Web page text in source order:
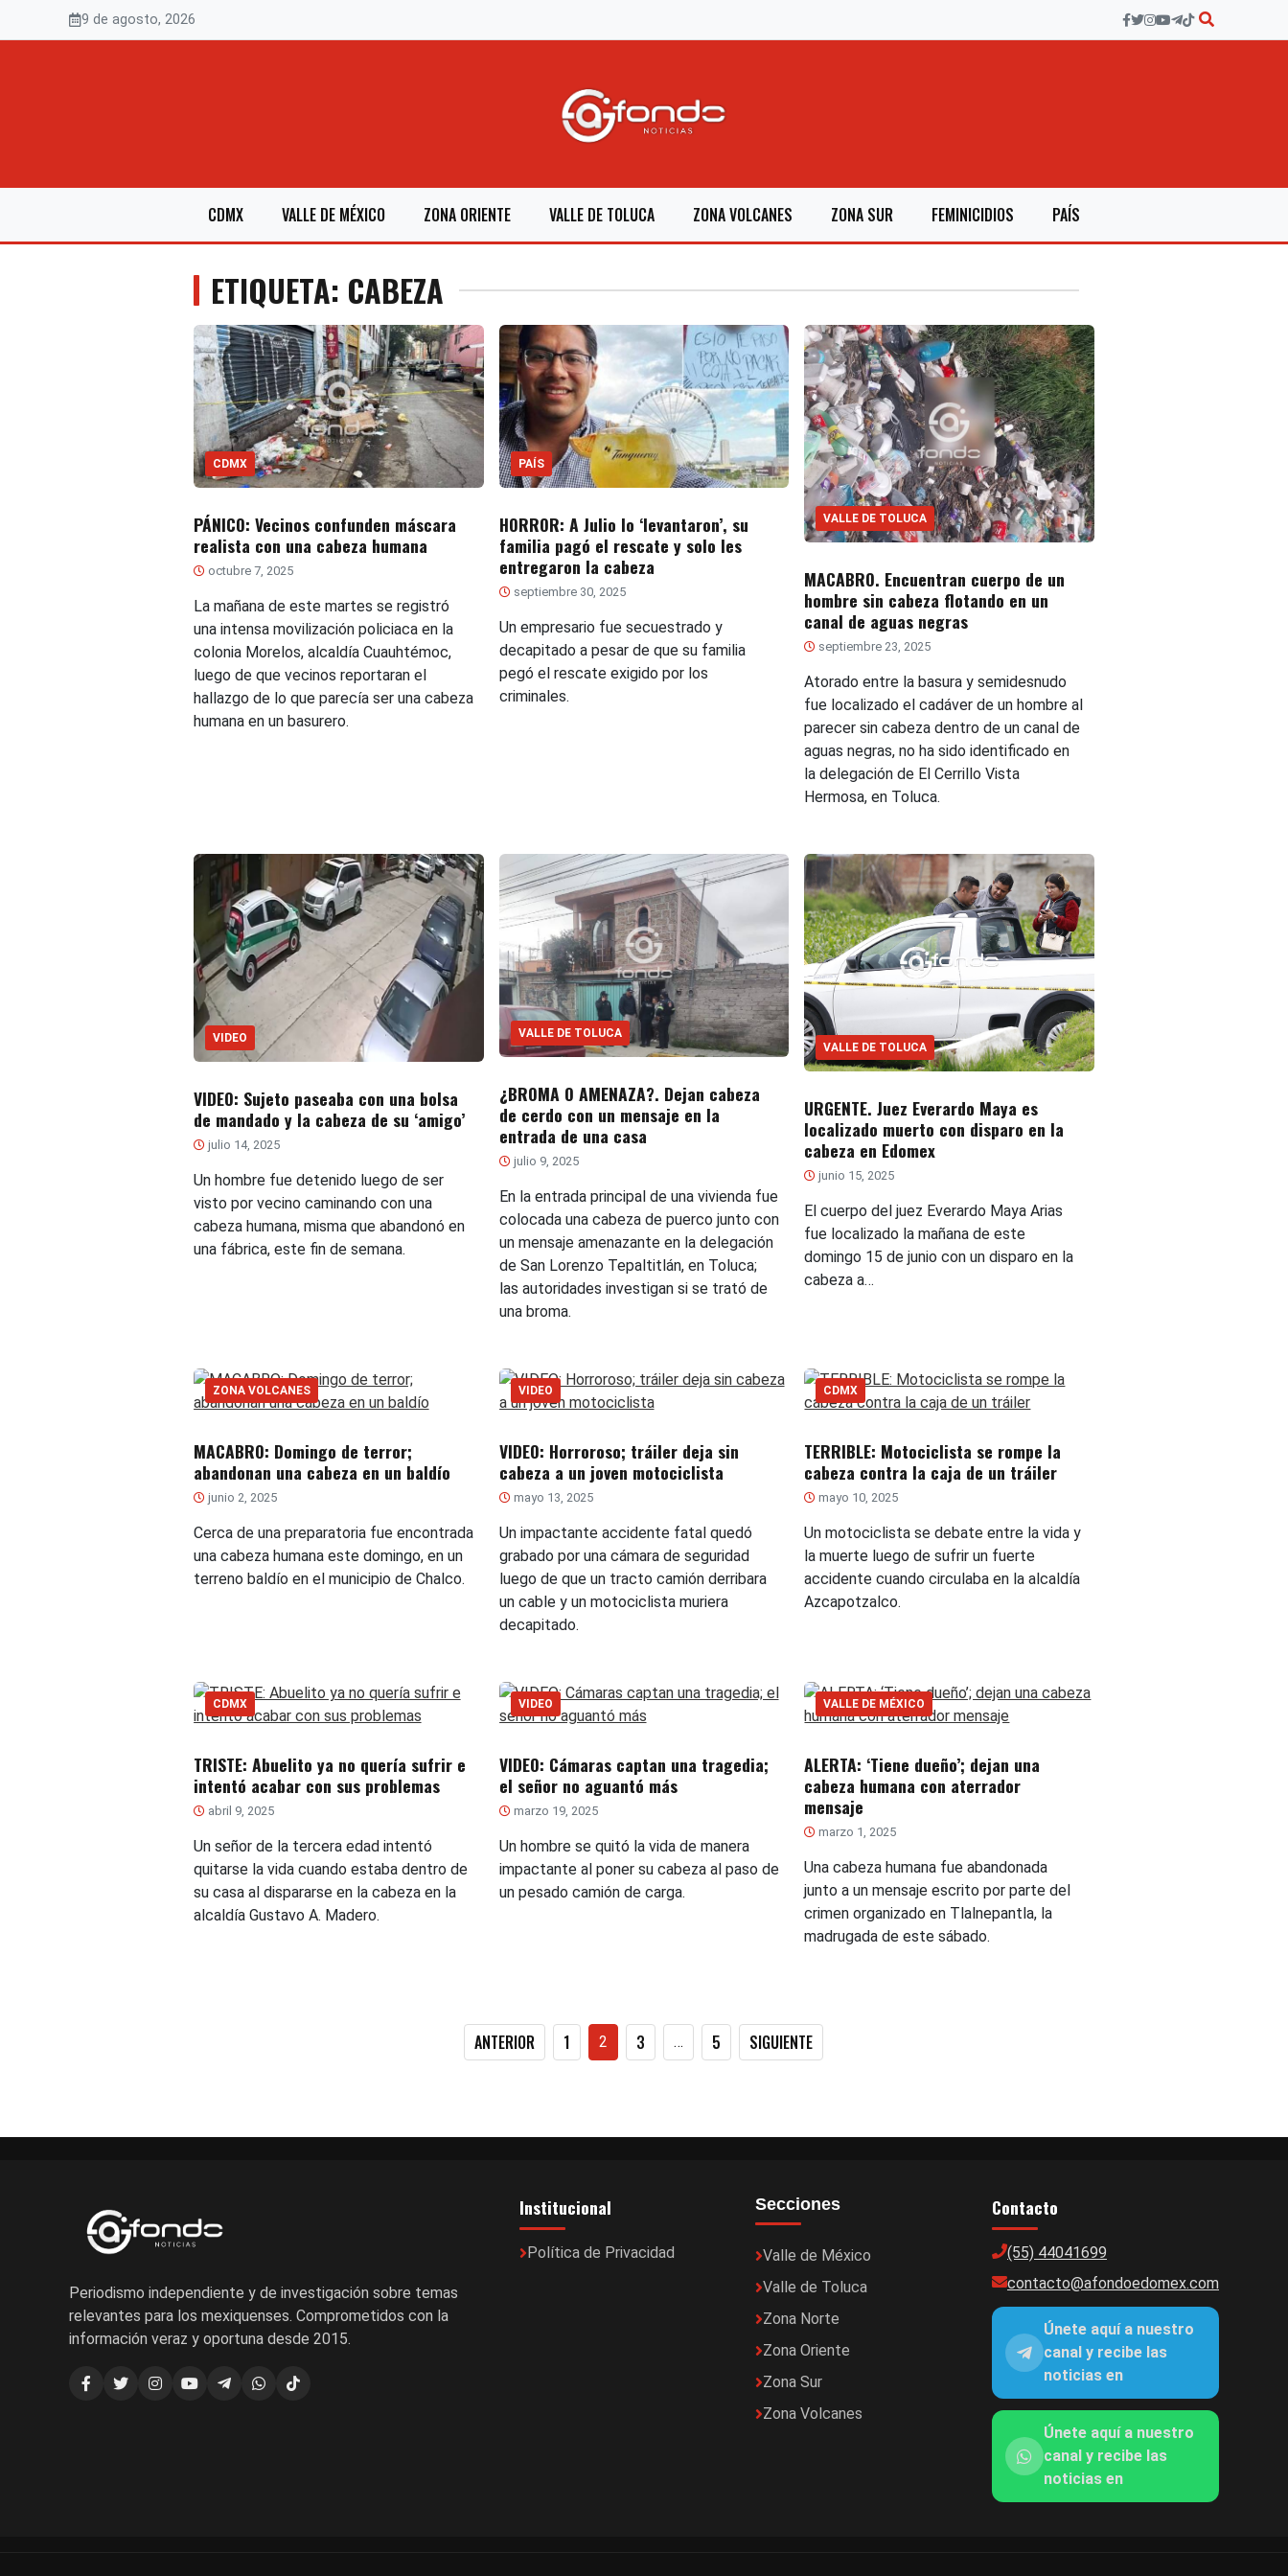
9 de agosto, 2026
CDMX VALLE DE MÉXICO ZONA ORIENTE VALLE DE TOLUCA ZONA VOLCANES ZONA SUR FEMINICIDIOS PAÍS
ETIQUETA: CABEZA
CDMX
PÁNICO: Vecinos confunden máscara
realista con una cabeza humana
octubre 7, 2025
La mañana de este martes se registró
una intensa movilización policiaca en la
colonia Morelos, alcaldía Cuauhtémoc,
luego de que vecinos reportaran el
hallazgo de lo que parecía ser una cabeza
humana en un basurero.
PAÍS
HORROR: A Julio lo ‘levantaron’, su
familia pagó el rescate y solo les
entregaron la cabeza
septiembre 30, 2025
Un empresario fue secuestrado y
decapitado a pesar de que su familia
pegó el rescate exigido por los
criminales.
VALLE DE TOLUCA
MACABRO. Encuentran cuerpo de un
hombre sin cabeza flotando en un
canal de aguas negras
septiembre 23, 2025
Atorado entre la basura y semidesnudo
fue localizado el cadáver de un hombre al
parecer sin cabeza dentro de un canal de
aguas negras, no ha sido identificado en
la delegación de El Cerrillo Vista
Hermosa, en Toluca.
VIDEO
VIDEO: Sujeto paseaba con una bolsa
de mandado y la cabeza de su ‘amigo’
julio 14, 2025
Un hombre fue detenido luego de ser
visto por vecino caminando con una
cabeza humana, misma que abandonó en
una fábrica, este fin de semana.
VALLE DE TOLUCA
¿BROMA O AMENAZA?. Dejan cabeza
de cerdo con un mensaje en la
entrada de una casa
julio 9, 2025
En la entrada principal de una vivienda fue
colocada una cabeza de puerco junto con
un mensaje amenazante en la delegación
de San Lorenzo Tepaltitlán, en Toluca;
las autoridades investigan si se trató de
una broma.
VALLE DE TOLUCA
URGENTE. Juez Everardo Maya es
localizado muerto con disparo en la
cabeza en Edomex
junio 15, 2025
El cuerpo del juez Everardo Maya Arias
fue localizado la mañana de este
domingo 15 de junio con un disparo en la
cabeza a…
ZONA VOLCANES
MACABRO: Domingo de terror;
abandonan una cabeza en un baldío
junio 2, 2025
Cerca de una preparatoria fue encontrada
una cabeza humana este domingo, en un
terreno baldío en el municipio de Chalco.
VIDEO
VIDEO: Horroroso; tráiler deja sin
cabeza a un joven motociclista
mayo 13, 2025
Un impactante accidente fatal quedó
grabado por una cámara de seguridad
luego de que un tracto camión derribara
un cable y un motociclista muriera
decapitado.
CDMX
TERRIBLE: Motociclista se rompe la
cabeza contra la caja de un tráiler
mayo 10, 2025
Un motociclista se debate entre la vida y
la muerte luego de sufrir un fuerte
accidente cuando circulaba en la alcaldía
Azcapotzalco.
CDMX
TRISTE: Abuelito ya no quería sufrir e
intentó acabar con sus problemas
abril 9, 2025
Un señor de la tercera edad intentó
quitarse la vida cuando estaba dentro de
su casa al dispararse en la cabeza en la
alcaldía Gustavo A. Madero.
VIDEO
VIDEO: Cámaras captan una tragedia;
el señor no aguantó más
marzo 19, 2025
Un hombre se quitó la vida de manera
impactante al poner su cabeza al paso de
un pesado camión de carga.
VALLE DE MÉXICO
ALERTA: ‘Tiene dueño’; dejan una
cabeza humana con aterrador
mensaje
marzo 1, 2025
Una cabeza humana fue abandonada
junto a un mensaje escrito por parte del
crimen organizado en Tlalnepantla, la
madrugada de este sábado.
Paginación
ANTERIOR 1 2 3 … 5 SIGUIENTE
Periodismo independiente y de investigación sobre temas
relevantes para los mexiquenses. Comprometidos con la
información veraz y oportuna desde 2015.
Institucional
Política de Privacidad
Secciones
Valle de México
Valle de Toluca
Zona Norte
Zona Oriente
Zona Sur
Zona Volcanes
Contacto
(55) 44041699
contacto@afondoedomex.com
Únete aquí a nuestro
canal y recibe las
noticias en
Únete aquí a nuestro
canal y recibe las
noticias en